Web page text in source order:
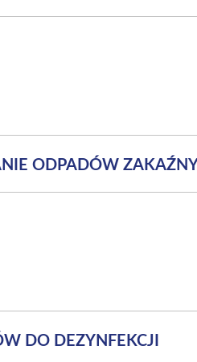
ODPADÓW
DO DEZYNFEKCJI